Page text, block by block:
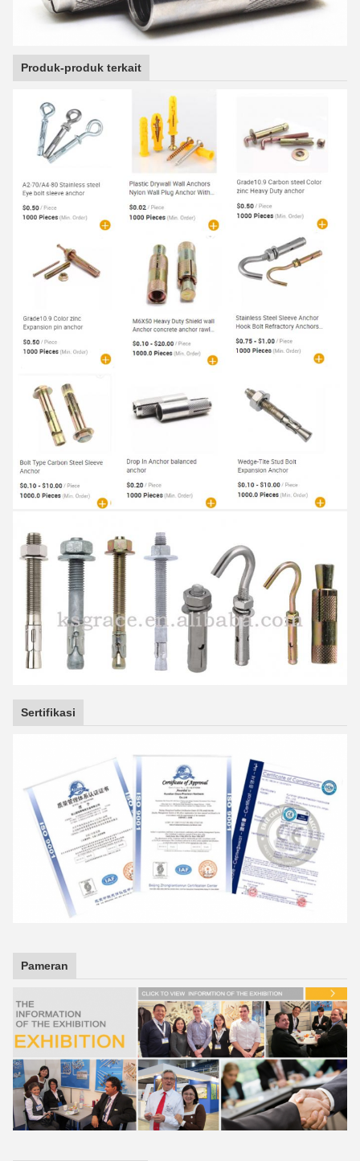
Produk-produk terkait
Sertifikasi
Pameran